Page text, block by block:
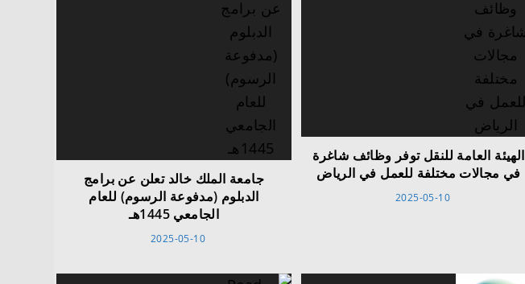
جامعة الملك خالد تعلن عن برامج
الدبلوم (مدفوعة الرسوم) للعام
الجامعي 1445هـ
2025-05-10
الهيئة العامة للنقل توفر وظائف شاغرة
في مجالات مختلفة للعمل في الرياض
2025-05-10